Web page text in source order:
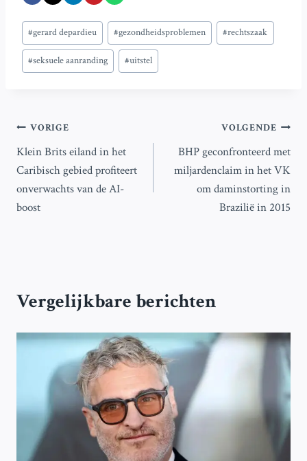
Bericht
tags:
#gerard depardieu #gezondheidsproblemen #rechtszaak
#seksuele aanranding #uitstel
Bericht
navigatie
VORIGE
Klein Brits eiland in het
Caribisch gebied profiteert
onverwachts van de AI-
boost
VOLGENDE
BHP geconfronteerd met
miljardenclaim in het VK
om daminstorting in
Brazilië in 2015
Vergelijkbare berichten